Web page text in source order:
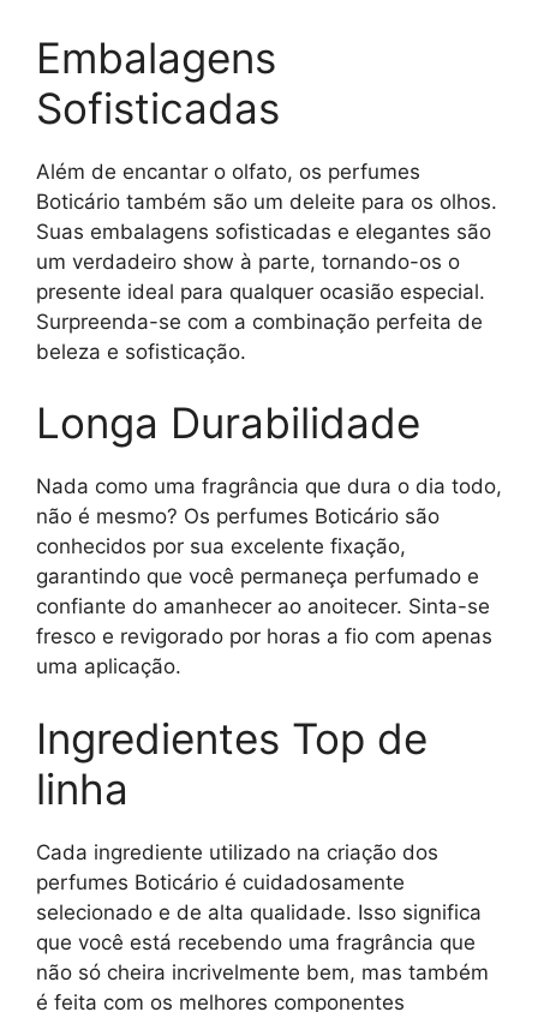
Embalagens
Sofisticadas
Além de encantar o olfato, os perfumes
Boticário também são um deleite para os olhos.
Suas embalagens sofisticadas e elegantes são
um verdadeiro show à parte, tornando-os o
presente ideal para qualquer ocasião especial.
Surpreenda-se com a combinação perfeita de
beleza e sofisticação.
Longa Durabilidade
Nada como uma fragrância que dura o dia todo,
não é mesmo? Os perfumes Boticário são
conhecidos por sua excelente fixação,
garantindo que você permaneça perfumado e
confiante do amanhecer ao anoitecer. Sinta-se
fresco e revigorado por horas a fio com apenas
uma aplicação.
Ingredientes Top de
linha
Cada ingrediente utilizado na criação dos
perfumes Boticário é cuidadosamente
selecionado e de alta qualidade. Isso significa
que você está recebendo uma fragrância que
não só cheira incrivelmente bem, mas também
é feita com os melhores componentes